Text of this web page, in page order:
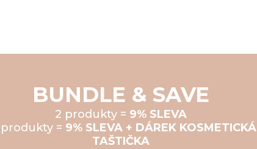
BUNDLE & SAVE
2 produkty = 9% SLEVA
produkty = 9% SLEVA + DÁREK KOSMETICKÁ
TAŠTIČKA